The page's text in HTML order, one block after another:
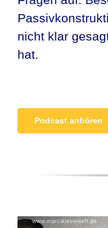
nicht klar
hat.
Podcast anhören